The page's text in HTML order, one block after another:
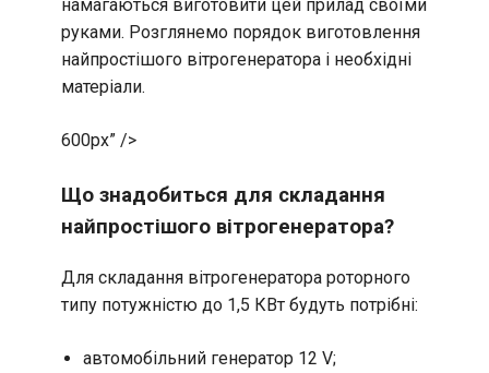
намагаються виготовити цей прилад своїми
руками. Розглянемо порядок виготовлення
найпростішого вітрогенератора і необхідні
матеріали.
600px” />
Що знадобиться для складання
найпростішого вітрогенератора?
Для складання вітрогенератора роторного
типу потужністю до 1,5 КВт будуть потрібні:
автомобільний генератор 12 V;